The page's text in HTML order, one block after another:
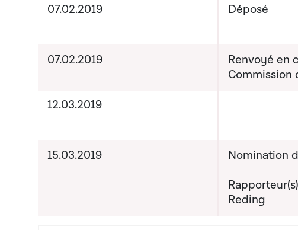
07.02.2019 Déposé
07.02.2019
Renvoyé en
Commission
12.03.2019
15.03.2019
Nomination
Reding